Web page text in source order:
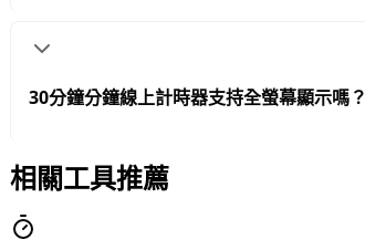
30分鐘分鐘線上計時器支持全螢幕顯示嗎？
相關工具推薦